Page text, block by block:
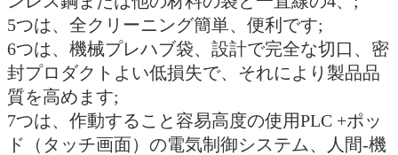
5つは、全クリーニング簡単、便利です;
6つは、機械プレハブ袋、設計で完全な切口、密
封プロダクトよい低損失で、それにより製品品
質を高めます;
7つは、作動すること容易高度の使用PLC +ポッ
ド（タッチ画面）の電気制御システム、人間-機